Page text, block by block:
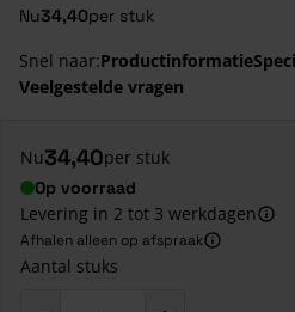
Nu34,40per stuk
Snel naar:Productinformatie
Veelgestelde vragen
Nu34,40per stuk
Op voorraad
Levering in 2 tot 3 werkdagen
Afhalen alleen op afspraak
Aantal stuks